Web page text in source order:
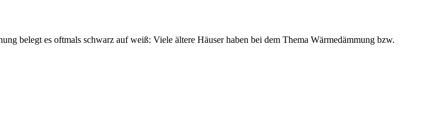
belegt es oftmals schwarz auf weiß: Viele ältere Häuser haben bei dem Thema Wärmedämmung bzw.